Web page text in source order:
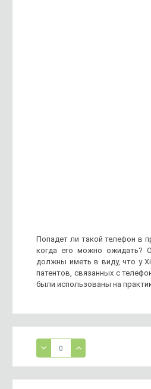
Попадет ли такой телефон в
когда его можно ожидать?
должны иметь в виду, что у
патентов, связанных с
были использованы на
0